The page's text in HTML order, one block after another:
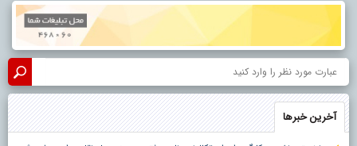
آخرین خبرها